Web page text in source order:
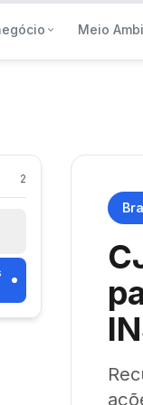
Meio
2